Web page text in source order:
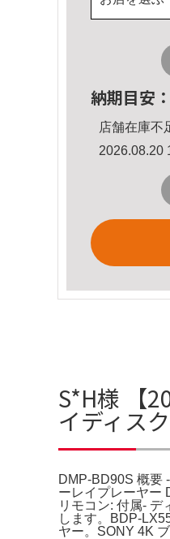
納期目安：
店舗在庫不
2026.08.20
S*H様 【
イディス
DMP-BD90S 概要
ーレイプレーヤー
リモコン: 付属-
します。BDP-
ヤー。SONY 4K